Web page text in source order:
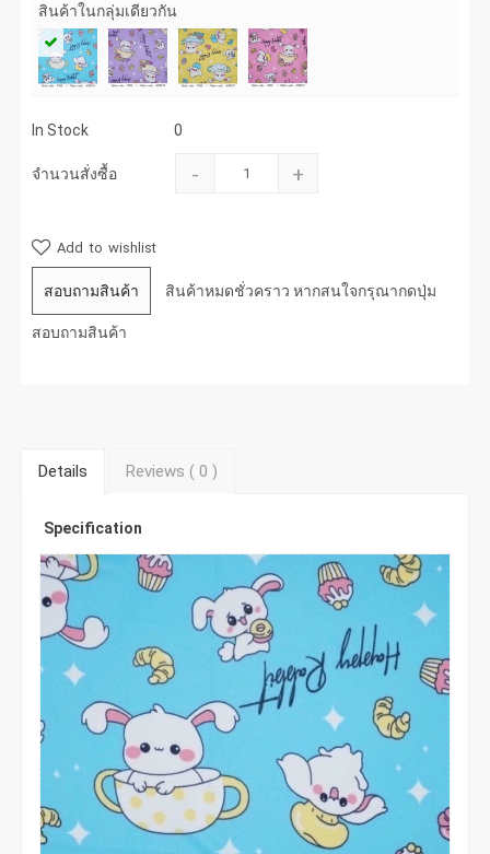
สินค้าในกลุ่มเดียวกัน
In Stock 0
จำนวนสั่งซื้อ - +
Add to wishlist
สอบถามสินค้า สินค้าหมดชั่วคราว หากสนใจกรุณากดปุ่ม
สอบถามสินค้า
Details Reviews ( 0)
Specification